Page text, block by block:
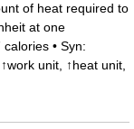
of heat required to
at one
• Syn:
unit, ↑heat unit,